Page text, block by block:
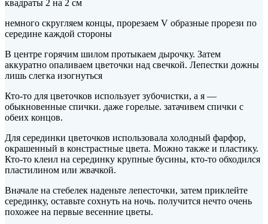
квадраты 2 на 2 см
немного скругляем концы, прорезаем V образные прорези по
середине каждой стороны
В центре горячим шилом протыкаем дырочку. Затем
аккуратно опаливаем цветочки над свечкой. Лепестки дожны
лишь слегка изогнуться
Кто-то для цветочков использует зубочистки, а я —
обыкновенные спички. даже горелые. затачивем спички с
обеих концов.
Для серединки цветочков использовала холодный фарфор,
окрашенный в констрастные цвета. Можно также и пластику.
Кто-то клеил на серединку крупные бусины, кто-то обходился
пластилином или жвачкой.
Вначале на стебелек наденьте лепесточки, затем приклейте
серединку, оставьте сохнуть на ночь. получится нечто очень
похожее на первые весенние цветы.